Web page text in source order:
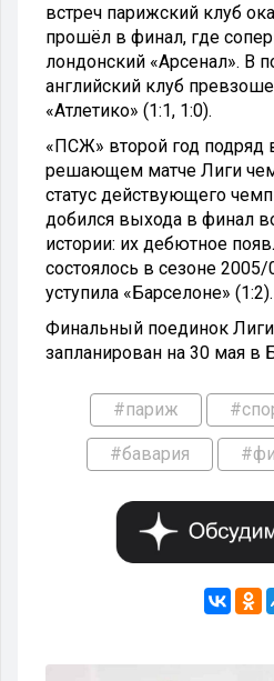
встреч парижский клуб
прошёл в финал, где
лондонский «Арсенал». В
английский клуб
«Атлетико» (1:1, 1:0).
«ПСЖ» второй год подряд
решающем матче Лиги
статус действующего
добился выхода в финал
истории: их дебютное
состоялось в сезоне
уступила «Барселоне» (1:2).
Финальный поединок
запланирован на 30 мая в
#париж
#бавария